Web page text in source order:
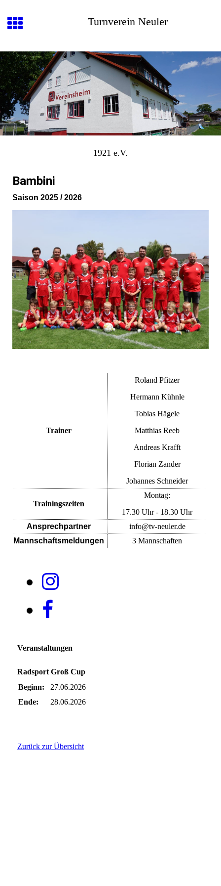
Turnverein Neuler
1921 e.V.
Bambini
Saison 2025 / 2026
Trainer
Roland Pfitzer
Hermann Kühnle
Tobias Hägele
Matthias Reeb
Andreas Krafft
Florian Zander
Johannes Schneider
Trainingszeiten
Montag:
17.30 Uhr - 18.30 Uhr
Ansprechpartner
info@tv-neuler.de
Mannschaftsmeldungen
3 Mannschaften
Veranstaltungen
Radsport Groß Cup
Beginn:
27.06.2026
Ende:
28.06.2026
Zurück zur Übersicht